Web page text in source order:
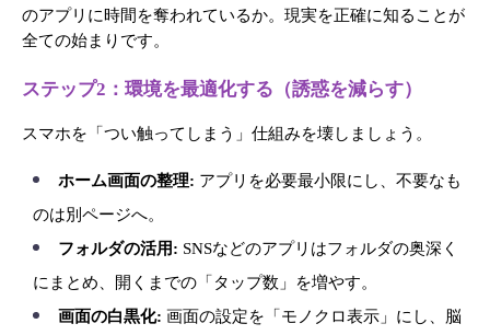
のアプリに時間を奪われているか。現実を正確に知ることが
全ての始まりです。
ステップ2：環境を最適化する（誘惑を減らす）
スマホを「つい触ってしまう」仕組みを壊しましょう。
ホーム画面の整理: アプリを必要最小限にし、不要なも
のは別ページへ。
フォルダの活用: SNSなどのアプリはフォルダの奥深く
にまとめ、開くまでの「タップ数」を増やす。
画面の白黒化: 画面の設定を「モノクロ表示」にし、脳